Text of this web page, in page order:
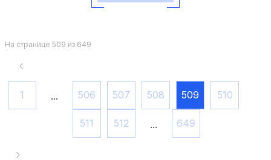
На странице 509 из 649
1 ... 506 507 508 509 510
511 512 ... 649